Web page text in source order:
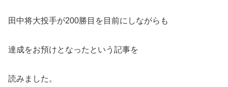
田中将大投手が200勝目を目前にしながらも
達成をお預けとなったという記事を
読みました。